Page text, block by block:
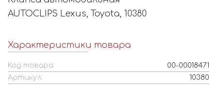
AUTOCLIPS Lexus, Toyota, 10380
Характеристики товара
Код товара:
00-00018471
Артикул:
10380